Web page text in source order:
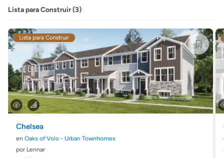
Lista para Construir (3)
Lista para Construir
Chelsea
en Oaks of Volo - Urban Townhomes
por Lennar